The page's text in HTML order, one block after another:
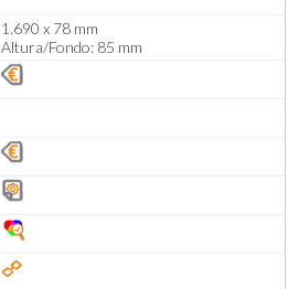
1.690 x 78 mm
Altura/Fondo: 85 mm